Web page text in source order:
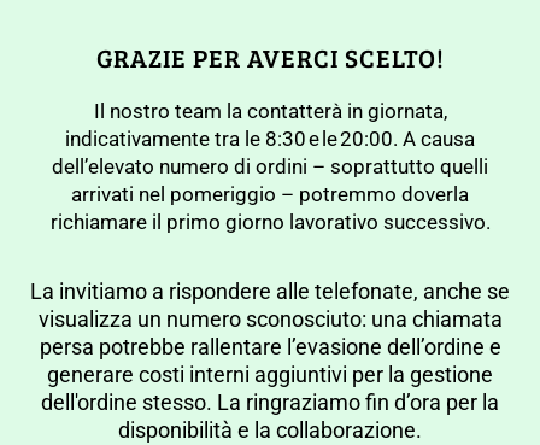
GRAZIE PER AVERCI SCELTO!
Il nostro team la contatterà in giornata,
indicativamente tra le 8:30 e le 20:00. A causa
dell’elevato numero di ordini – soprattutto quelli
arrivati nel pomeriggio – potremmo doverla
richiamare il primo giorno lavorativo successivo.
La invitiamo a rispondere alle telefonate, anche se
visualizza un numero sconosciuto: una chiamata
persa potrebbe rallentare l’evasione dell’ordine e
generare costi interni aggiuntivi per la gestione
dell'ordine stesso. La ringraziamo fin d’ora per la
disponibilità e la collaborazione.